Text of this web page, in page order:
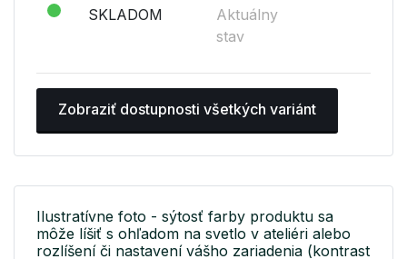
SKLADOM
Aktuálny
stav
Zobraziť dostupnosti všetkých variánt
Ilustratívne foto - sýtosť farby produktu sa
môže líšiť s ohľadom na svetlo v ateliéri alebo
rozlíšení či nastavení vášho zariadenia (kontrast